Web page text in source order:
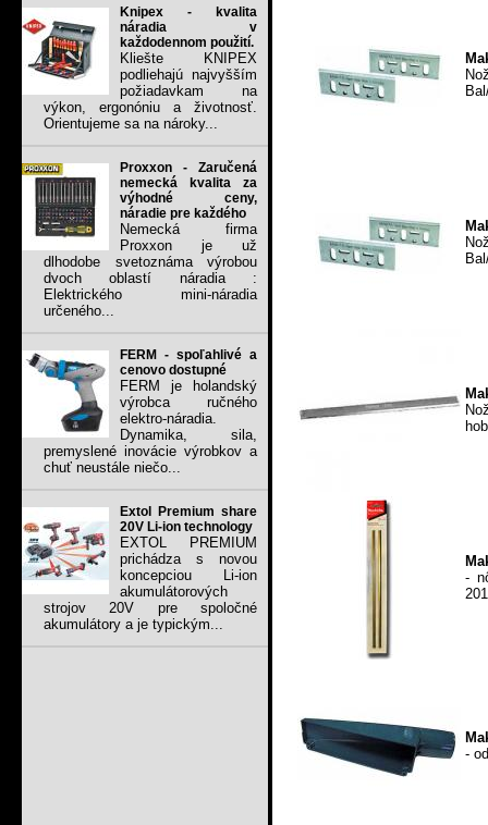
Knipex - kvalita
náradia v
každodennom použití.
Kliešte KNIPEX
podliehajú najvyšším
požiadavkam na
výkon, ergonóniu a životnosť.
Orientujeme sa na nároky...
Proxxon - Zaručená
nemecká kvalita za
výhodné ceny,
náradie pre každého
Nemecká firma
Proxxon je už
dlhodobe svetoznáma výrobou
dvoch oblastí náradia :
Elektrického mini-náradia
určeného...
FERM - spoľahlivé a
cenovo dostupné
FERM je holandský
výrobca ručného
elektro-náradia.
Dynamika, sila,
premyslené inovácie výrobkov a
chuť neustále niečo...
Extol Premium share
20V Li-ion technology
EXTOL PREMIUM
prichádza s novou
koncepciou Li-ion
akumulátorových
strojov 20V pre spoločné
akumulátory a je typickým...
-
-